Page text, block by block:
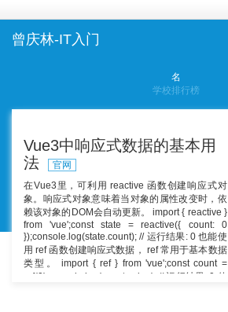
曾庆林-IT入门
名
学校排行榜
Vue3中响应式数据的基本用
法
官网
在Vue3里，可利用 reactive 函数创建响应式对
象。响应式对象意味着当对象的属性改变时，依
赖该对象的DOM会自动更新。 import { reactive }
from 'vue';const state = reactive({ count: 0
});console.log(state.count); // 运行结果: 0 也能使
用 ref 函数创建响应式数据， ref 常用于基本数据
类型。 import { ref } from 'vue';const count =
ref(0);console.log(count.value); // 运行结果: 0 使